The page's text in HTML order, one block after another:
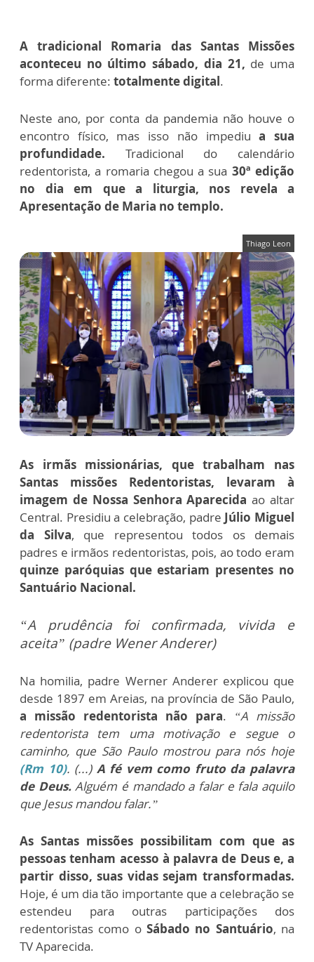
A tradicional Romaria das Santas Missões
aconteceu no último sábado, dia 21, de uma
forma diferente: totalmente digital.
Neste ano, por conta da pandemia não houve o
encontro físico, mas isso não impediua sua
profundidade. Tradicional do calendário
redentorista, a romaria chegou a sua 30ª edição
no dia em que a liturgia, nos revela a
Apresentação de Maria no templo.
Thiago Leon
As irmãs missionárias, que trabalham nas
Santas missões Redentoristas, levaram à
imagem de Nossa Senhora Aparecida ao altar
Central. Presidiu a celebração, padre Júlio Miguel
da Silva, que representou todos os demais
padres e irmãos redentoristas, pois, ao todo eram
quinze paróquias que estariam presentes no
Santuário Nacional.
“A prudência foi confirmada, vivida e
aceita” (padre Wener Anderer)
Na homilia, padre Werner Anderer explicou que
desde 1897 em Areias, na província de São Paulo,
a missão redentorista não para. “A missão
redentorista tem uma motivação e segue o
caminho, que São Paulo mostrou para nós hoje
(Rm 10). (...) A fé vem como fruto da palavra
de Deus.Alguém é mandado a falar e fala aquilo
que Jesus mandou falar.”
As Santas missões possibilitam com que as
pessoas tenham acesso à palavra de Deus e, a
partir disso, suas vidas sejam transformadas.
Hoje, é um dia tão importante que a celebração se
estendeu para outras participações dos
redentoristas como o Sábado no Santuário, na
TV Aparecida.